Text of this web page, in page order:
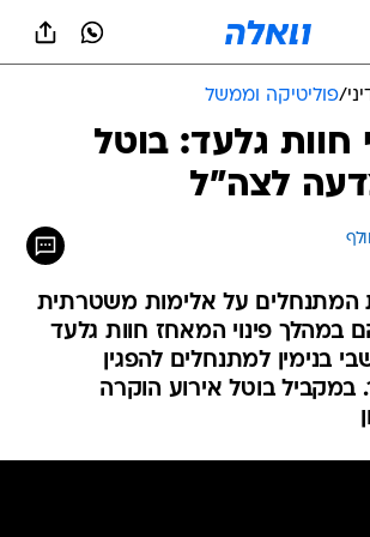
/פוליטיקה וממשל
חוות גלעד: בוטל
לצה"ל
המתנחלים על אלימות משטרתית
במהלך פינוי המאחז חוות גלעד
בנימין למתנחלים להפגין
במקביל בוטל אירוע הוקרה